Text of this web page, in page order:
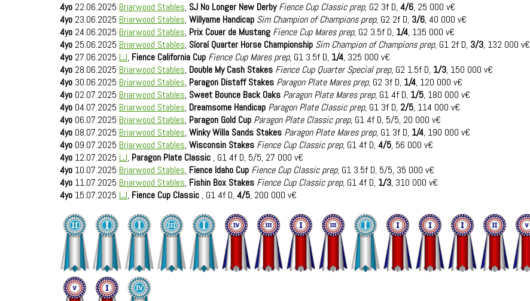
4yo 22.06.2025 Briarwood Stables, SJ No Longer New Derby Fience Cup Classic prep, G2 3f D, 4/6, 25 000 v€
4yo 23.06.2025 Briarwood Stables, Willyame Handicap Sim Champion of Champions prep, G2 2f D, 3/6, 40 000 v€
4yo 24.06.2025 Briarwood Stables, Prix Couer de Mustang Fience Cup Mares prep, G2 3.5f D, 1/4, 135 000 v€
4yo 25.06.2025 Briarwood Stables, Síoraí Quarter Horse Championship Sim Champion of Champions prep, G1 2f D, 3/3, 132 000 v€
4yo 27.06.2025 LJ, Fience California Cup Fience Cup Mares prep, G1 3.5f D, 1/4, 325 000 v€
4yo 28.06.2025 Briarwood Stables, Double My Cash Stakes Fience Cup Quarter Special prep, G2 1.5f D, 1/3, 150 000 v€
4yo 30.06.2025 Briarwood Stables, Paragon Distaff Stakes Paragon Plate Mares prep, G2 3f D, 1/4, 120 000 v€
4yo 02.07.2025 Briarwood Stables, Sweet Bounce Back Oaks Paragon Plate Mares prep, G1 4f D, 1/5, 180 000 v€
4yo 04.07.2025 Briarwood Stables, Dreamsome Handicap Paragon Plate Classic prep, G1 3f D, 2/5, 114 000 v€
4yo 06.07.2025 Briarwood Stables, Paragon Gold Cup Paragon Plate Classic prep, G1 4f D, 5/5, 20 000 v€
4yo 08.07.2025 Briarwood Stables, Winky Willa Sands Stakes Paragon Plate Mares prep, G1 3f D, 1/4, 190 000 v€
4yo 09.07.2025 Briarwood Stables, Wisconsin Stakes Fience Cup Classic prep, G1 4f D, 4/5, 56 000 v€
4yo 12.07.2025 LJ, Paragon Plate Classic , G1 4f D, 5/5, 27 000 v€
4yo 10.07.2025 Briarwood Stables, Fience Idaho Cup Fience Cup Classic prep, G1 3.5f D, 5/5, 35 000 v€
4yo 11.07.2025 Briarwood Stables, Fishin Box Stakes Fience Cup Classic prep, G1 4f D, 1/3, 310 000 v€
4yo 15.07.2025 LJ, Fience Cup Classic , G1 4f D, 4/5, 200 000 v€